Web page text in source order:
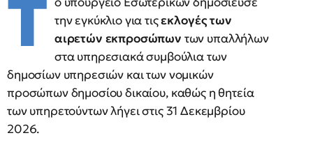
Τ την εγκύκλιο για τιςεκλογές των
αιρετών εκπροσώπων των υπαλλήλων
στα υπηρεσιακά συμβούλια των
δημοσίων υπηρεσιών και των νομικών
προσώπων δημοσίου δικαίου, καθώς η θητεία
των υπηρετούντων λήγει στις 31 Δεκεμβρίου
2026.